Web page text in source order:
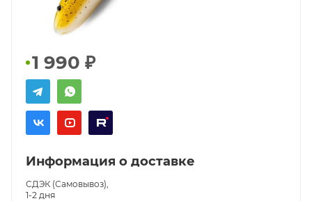
1 990 ₽
Информация о доставке
СДЭК (Самовывоз),
1-2 дня